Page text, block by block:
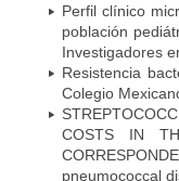
Perfil clínico
población
Investigadores
Resistencia
Colegio
COSTS IN
pneumococcal